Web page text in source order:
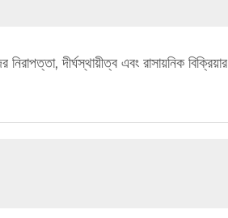
দীর্ঘস্থায়ীত্ব এবং রাসায়নিক বিক্রিয়ার